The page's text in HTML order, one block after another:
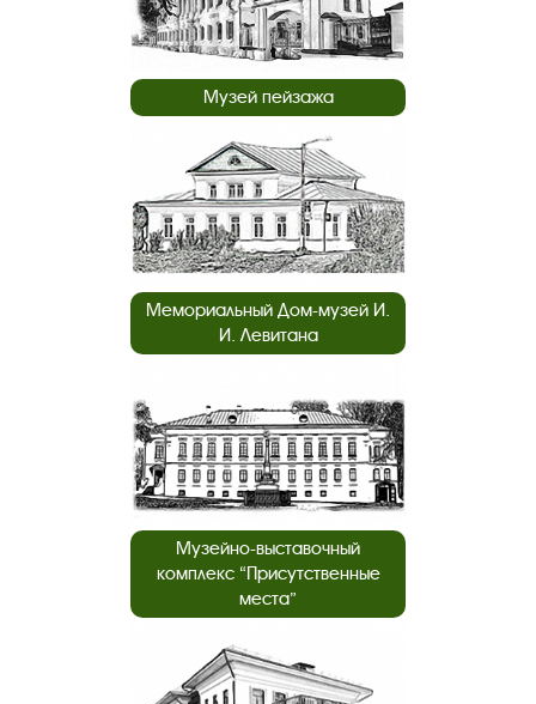
Музей пейзажа
Мемориальный Дом-музей И.
И. Левитана
Музейно-выставочный
комплекс “Присутственные
места”